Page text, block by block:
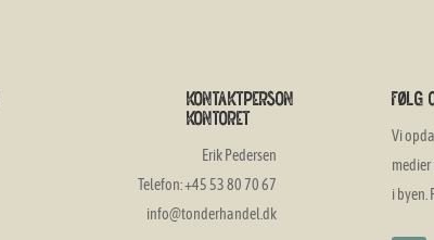
Kontaktperson
Kontoret
Erik Pedersen
Telefon: +45 53 80 70 67
info@tonderhandel.dk
Følg
Vi
medier
i byen.